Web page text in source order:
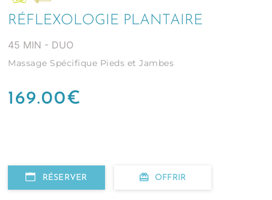
RÉFLEXOLOGIE PLANTAIRE
45 MIN - DUO
Massage Spécifique Pieds et Jambes
169.00€
RÉSERVER OFFRIR